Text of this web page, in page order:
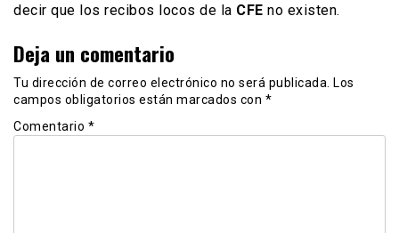
decir que los recibos locos de la CFE no existen.
Deja un comentario
Tu dirección de correo electrónico no será publicada.
Los
campos obligatorios están marcados con *
Comentario *